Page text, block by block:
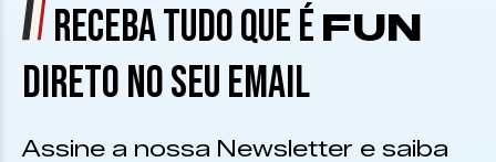
RECEBA TUDO QUE É FUN
DIRETO NO SEU EMAIL
Assine a nossa Newsletter e saiba